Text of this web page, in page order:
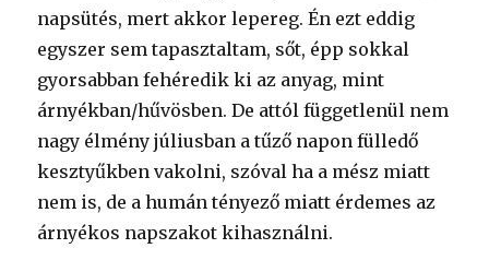
napsütés, mert akkor lepereg. Én ezt eddig
egyszer sem tapasztaltam, sőt, épp sokkal
gyorsabban fehéredik ki az anyag, mint
árnyékban/hűvösben. De attól függetlenül nem
nagy élmény júliusban a tűző napon fülledő
kesztyűkben vakolni, szóval ha a mész miatt
nem is, de a humán tényező miatt érdemes az
árnyékos napszakot kihasználni.